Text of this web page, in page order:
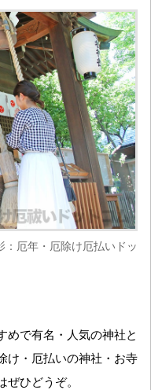
厄年・厄除け厄払いドッ
めで有名・人気の神社と
け・厄払いの神社・お寺
ひどうぞ。